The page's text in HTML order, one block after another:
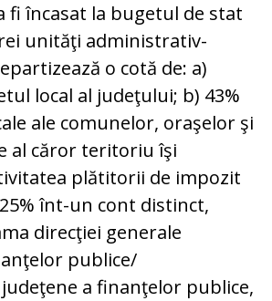
fi încasat la bugetul de stat
unităţi administrativ-
o cotă de: a)
local al judeţului; b) 43%
ale comunelor, oraşelor şi
al căror teritoriu îşi
plătitorii de impozit
înt-un cont distinct,
direcţiei generale
publice/
a finanţelor publice,